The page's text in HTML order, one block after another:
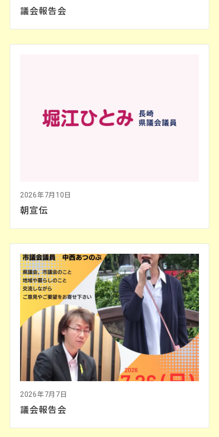
議会報告会
2026年7月10日
朝宣伝
2026年7月7日
議会報告会